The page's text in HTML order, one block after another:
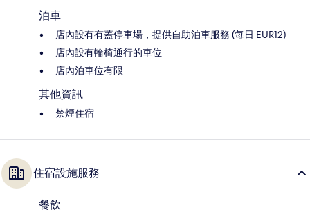
泊車
店內設有有蓋停車場，提供自助泊車服務 (每日 EUR12)
店內設有輪椅通行的車位
店內泊車位有限
其他資訊
禁煙住宿
住宿設施服務
餐飲